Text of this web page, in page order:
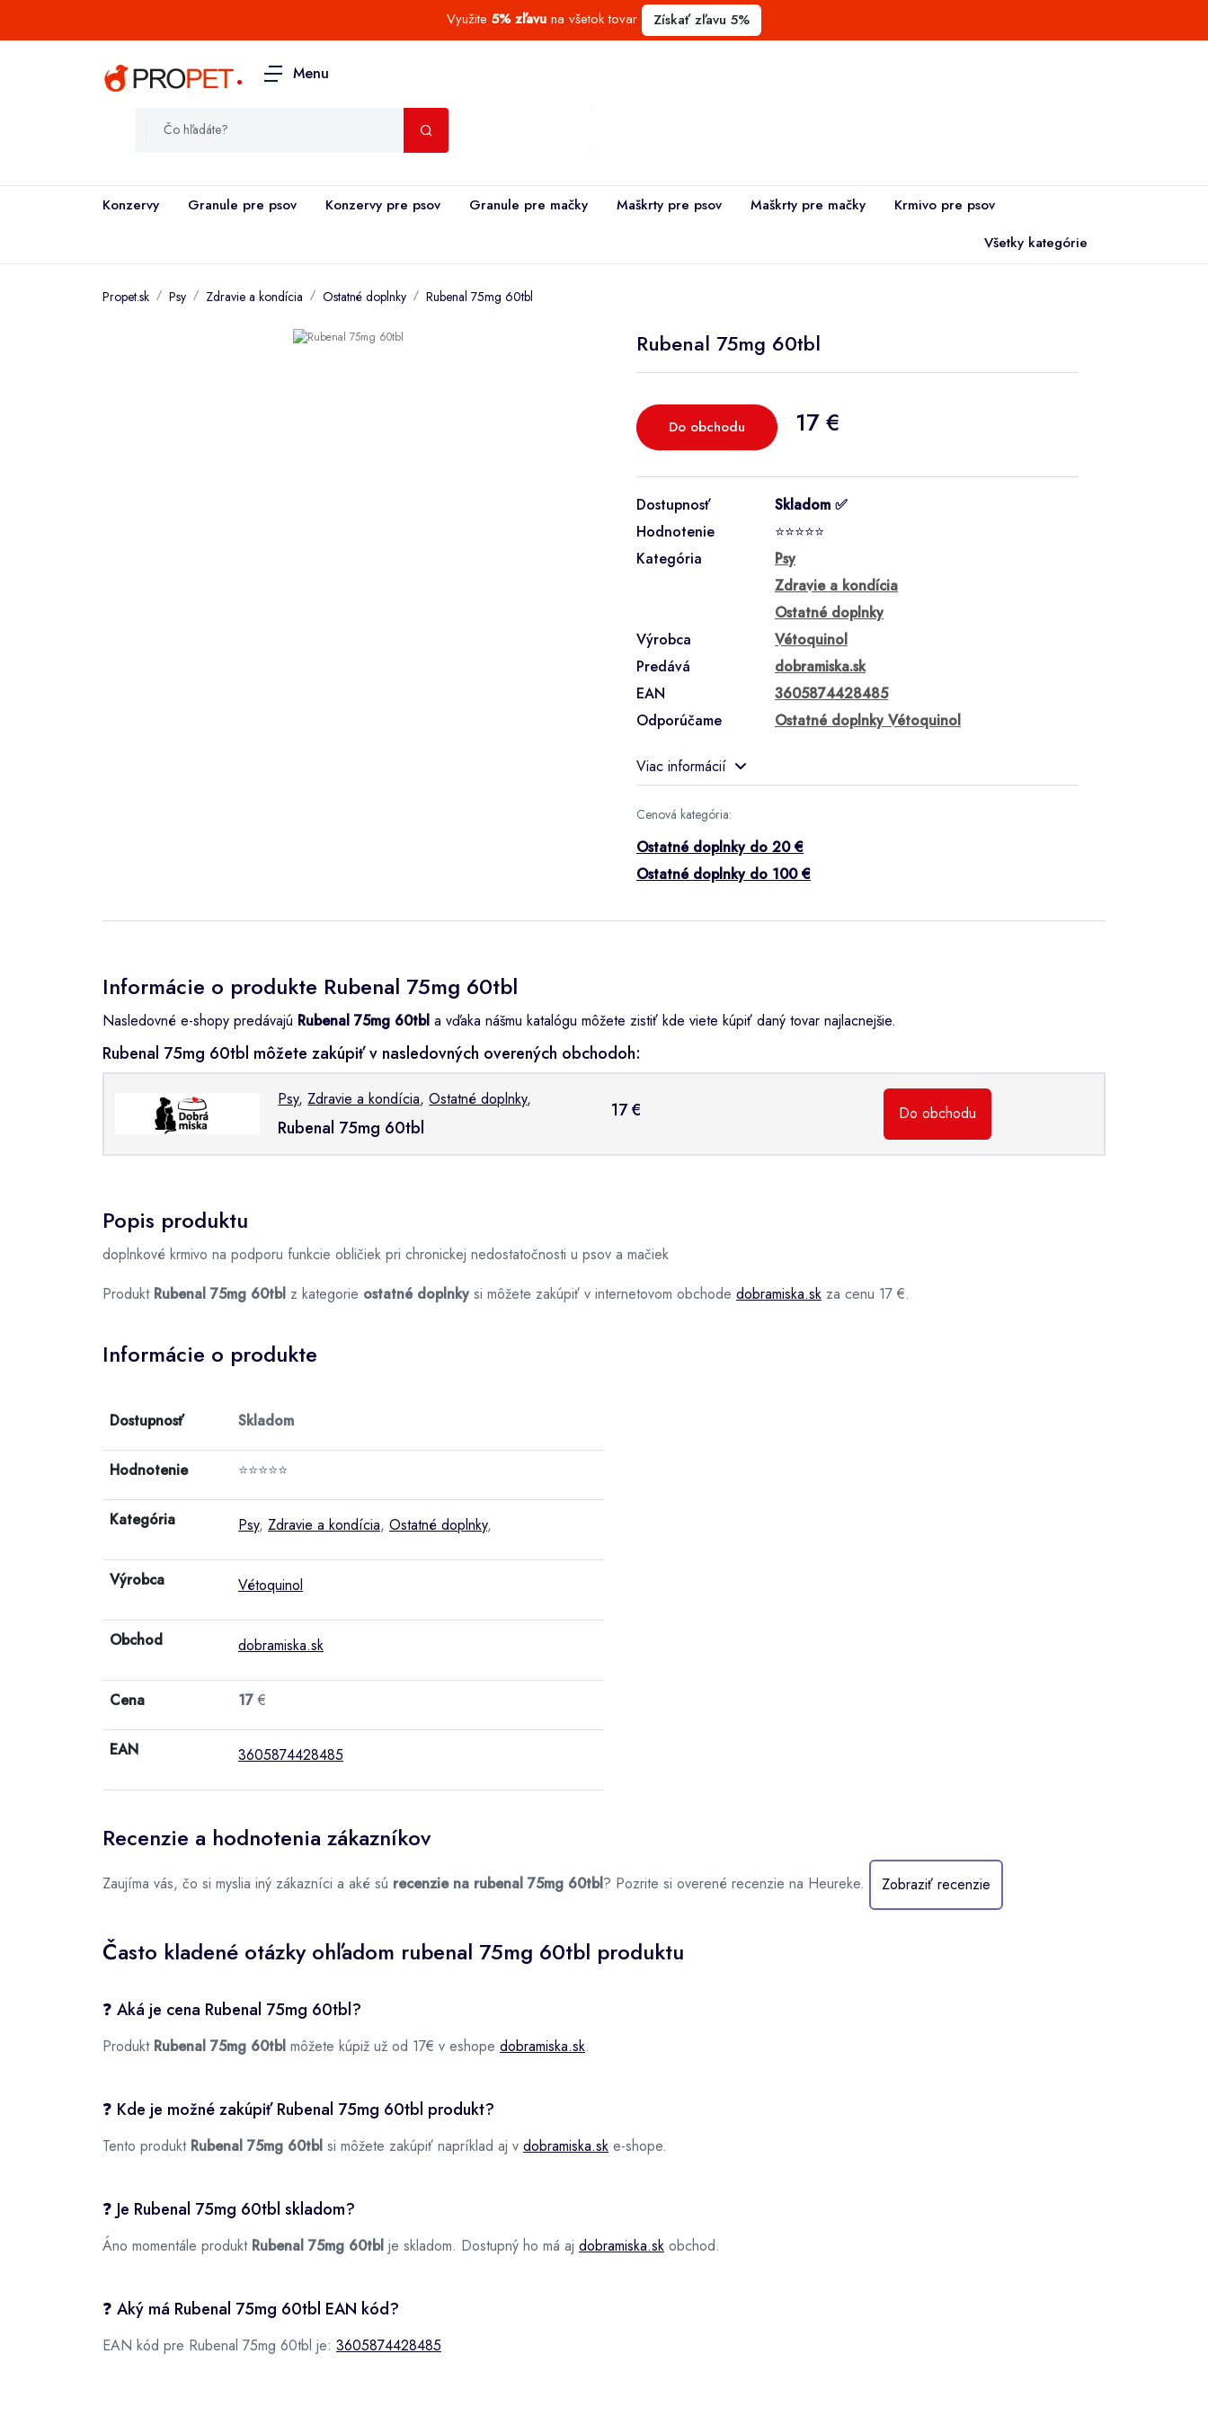
Využite 5% zľavu na všetok tovar Získať zľavu 5%
. Menu
Konzervy Granule pre psov Konzervy pre psov Granule pre mačky Maškrty pre psov Maškrty pre mačky
Krmivo pre psov
Všetky kategórie
Propet.sk Psy Zdravie a kondícia Ostatné doplnky Rubenal 75mg 60tbl
Rubenal 75mg 60tbl
Do obchodu 17 €
Dostupnosť
Skladom ✅
Hodnotenie
⭐⭐⭐⭐⭐
Kategória
Psy
Zdravie a kondícia
Ostatné doplnky
Výrobca
Vétoquinol
Predává
dobramiska.sk
EAN
3605874428485
Odporúčame
Ostatné doplnky Vétoquinol
Viac informácií
Cenová kategória:
Ostatné doplnky do 20 €
Ostatné doplnky do 100 €
Informácie o produkte Rubenal 75mg 60tbl
Nasledovné e-shopy predávajú Rubenal 75mg 60tbl a vďaka nášmu katalógu môžete zistiť kde viete kúpiť daný tovar najlacnejšie.
Rubenal 75mg 60tbl môžete zakúpiť v nasledovných overených obchodoh:
Psy,Zdravie a kondícia,Ostatné doplnky,
Rubenal 75mg 60tbl
17 € Do obchodu
Popis produktu
doplnkové krmivo na podporu funkcie obličiek pri chronickej nedostatočnosti u psov a mačiek
Produkt Rubenal 75mg 60tbl z kategorie ostatné doplnkysi môžete zakúpiť v internetovom obchode dobramiska.sk za cenu 17 €.
Informácie o produkte
Dostupnosť Skladom
Hodnotenie ⭐⭐⭐⭐⭐
Kategória Psy, Zdravie a kondícia, Ostatné doplnky,
Výrobca Vétoquinol
Obchod dobramiska.sk
Cena 17 €
EAN 3605874428485
Recenzie a hodnotenia zákazníkov
Zaujíma vás, čo si myslia iný zákazníci a aké sú recenzie na rubenal 75mg 60tbl? Pozrite si overené recenzie na Heureke. Zobraziť recenzie
Často kladené otázky ohľadom rubenal 75mg 60tbl produktu
❓ Aká je cena Rubenal 75mg 60tbl?
Produkt Rubenal 75mg 60tbl môžete kúpiž už od 17€ v eshope dobramiska.sk.
❓ Kde je možné zakúpiť Rubenal 75mg 60tbl produkt?
Tento produkt Rubenal 75mg 60tbl si môžete zakúpiť napríklad aj v dobramiska.sk e-shope.
❓ Je Rubenal 75mg 60tbl skladom?
Áno momentále produkt Rubenal 75mg 60tbl je skladom. Dostupný ho má aj dobramiska.sk obchod.
❓ Aký má Rubenal 75mg 60tbl EAN kód?
EAN kód pre Rubenal 75mg 60tbl je: 3605874428485